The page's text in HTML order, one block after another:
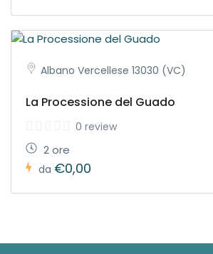
Albano Vercellese 13030 (VC)
La Processione del Guado
0 review
2 ore
da €0,00